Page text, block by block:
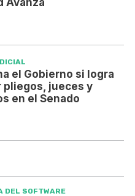
Avanza
el Gobierno si logra
pliegos, jueces y
en el Senado
DEL SOFTWARE